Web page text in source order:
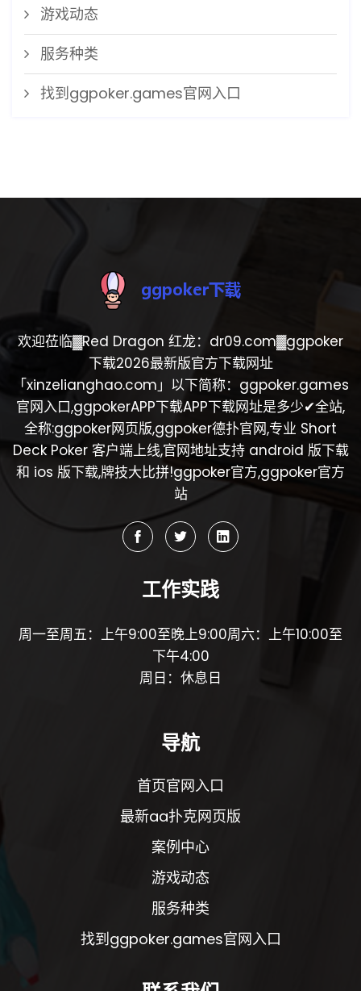
游戏动态
服务种类
找到ggpoker.games官网入口
欢迎莅临▓Red Dragon 红龙：dr09.com▓ggpoker
下载2026最新版官方下载网址
「xinzelianghao.com」以下简称：ggpoker.games
官网入口,ggpokerAPP下载APP下载网址是多少✔全站,
全称:ggpoker网页版,ggpoker德扑官网,专业 Short
Deck Poker 客户端上线,官网地址支持 android 版下载
和 ios 版下载,牌技大比拼!ggpoker官方,ggpoker官方
站
工作实践
周一至周五：上午9:00至晚上9:00周六：上午10:00至
下午4:00
周日：休息日
导航
首页官网入口
最新aa扑克网页版
案例中心
游戏动态
服务种类
找到ggpoker.games官网入口